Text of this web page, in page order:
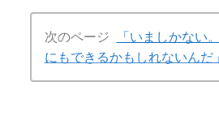
次のページ
「いましかない
にもできるかもしれないんだ」